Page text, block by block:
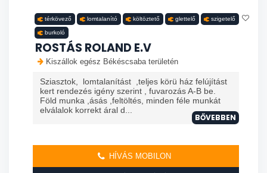
térkövező lomtalanító költöztető glettelő szigetelő
burkoló
ROSTÁS ROLAND E.V
Kiszállok egész Békéscsaba területén
Sziasztok, lomtalanítást ,teljes körü ház felújítást
kert rendezés igény szerint , fuvarozás A-B be.
Föld munka ,ásás ,feltöltés, minden féle munkát
elválalok korrekt áral d...
BŐVEBBEN
HÍVÁS MOBILON